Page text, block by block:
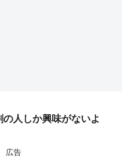
人しか興味がないよ
広告